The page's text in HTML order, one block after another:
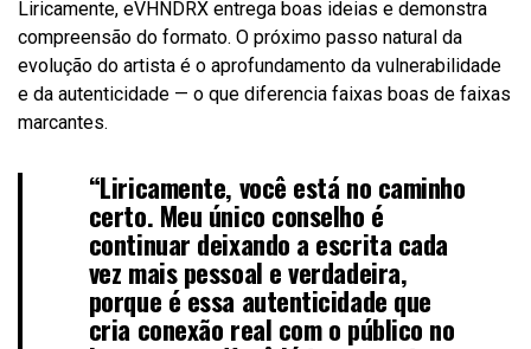
Liricamente, eVHNDRX entrega boas ideias e demonstra
compreensão do formato. O próximo passo natural da
evolução do artista é o aprofundamento da vulnerabilidade
e da autenticidade — o que diferencia faixas boas de faixas
marcantes.
“Liricamente, você está no caminho
certo. Meu único conselho é
continuar deixando a escrita cada
vez mais pessoal e verdadeira,
porque é essa autenticidade que
cria conexão real com o público no